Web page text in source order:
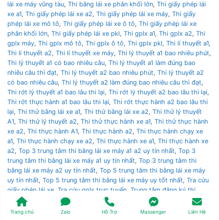
lái xe máy vũng tàu, Thi bằng lái xe phân khối lớn, Thi giấy phép lái
xe a1, Thi giấy phép lái xe a2, Thi giấy phép lái xe máy, Thi giấy
phép lái xe mô tô, Thi giấy phép lái xe ô tô, Thi giấy phép lái xe
phân khối lớn, Thi giấy phép lái xe pkl, Thi gplx a1, Thi gplx a2, Thi
gplx máy, Thi gplx mô tô, Thi gplx ô tô, Thi gplx pkl, Thi lí thuyết a1,
Thi lí thuyết a2, Thi lí thuyết xe máy, Thi lý thuyết a1 bao nhiêu phút,
Thi lý thuyết a1 có bao nhiêu câu, Thi lý thuyết a1 làm đúng bao
nhiêu câu thì đạt, Thi lý thuyết a2 bao nhiêu phút, Thi lý thuyết a2
có bao nhiêu câu, Thi lý thuyết a2 làm đúng bao nhiêu câu thì đạt,
Thi rớt lý thuyết a1 bao lâu thi lại, Thi rớt lý thuyết a2 bao lâu thi lại,
Thi rớt thực hành a1 bao lâu thi lại, Thi rớt thực hành a2 bao lâu thi
lại, Thi thử bằng lái xe a1, Thi thử bằng lái xe a2, Thi thử lý thuyết
A1, Thi thử lý thuyết a2, Thi thử thực hành xe a1, Thi thử thực hành
xe a2, Thi thực hành A1, Thi thực hành a2, Thi thực hành chạy xe
a1, Thi thực hành chạy xe a2, Thi thực hành xe a1, Thi thực hành xe
a2, Top 3 trung tâm thi bằng lái xe máy a1 a2 uy tín nhất, Top 3
trung tâm thi bằng lái xe máy a1 uy tín nhất, Top 3 trung tâm thi
bằng lái xe máy a2 uy tín nhất, Top 5 trung tâm thi bằng lái xe máy
uy tín nhất, Top 5 trung tâm thi bằng lái xe máy uy tốt nhất, Tra cứu
giấy phép lái xe Tra cứu gplx trực tuyến Trung tâm đăng ký thi
bằng lái xe nào uy tín nhất
Trung tâm thi bằng lái trung ương 3,
Trung tâm thi bằng lái xe á châu,Trung tâm thi bằng lái xe an cư
Trang chủ Zalo Hỗ Trợ Massenger Liên Hệ